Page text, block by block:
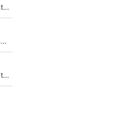
«Je ne sais pas pourquoi j’ai dit ça...» : Kylian Mbappé raconte sa première rencontre avec Zinédine Zidane (et c’est très drôle)
Départ de Roberto De Zerbi - Medhi Benatia s'est battu pendant six mois pour le retenir à l'OM, le PSG a été le naufrage de trop : «Je pars avec toi»
«Admets que tu t'es trompé sur Lucas Chevalier !» : Le débat sur le gardien du PSG vire au clash à l'After Foot